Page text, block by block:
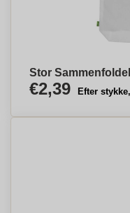
Stor
€2,39 Efter